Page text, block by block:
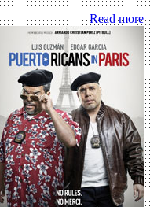
Read more